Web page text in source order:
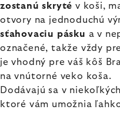
zostanú skryté v koši,
otvory na jednoduchú
sťahovaciu pásku a v
označené, takže vždy
je vhodný pre váš kôš
na vnútorné veko koša.
Dodávajú sa v
ktoré vám umožnia